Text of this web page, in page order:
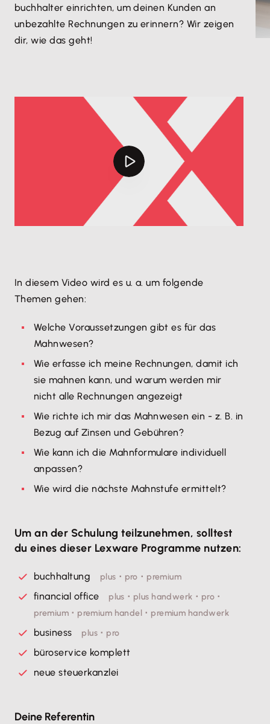
buchhalter einrichten, um deinen Kunden an
unbezahlte Rechnungen zu erinnern? Wir zeigen
dir, wie das geht!
In diesem Video wird es u. a. um folgende
Themen gehen:
Welche Voraussetzungen gibt es für das
Mahnwesen?
Wie erfasse ich meine Rechnungen, damit ich
sie mahnen kann, und warum werden mir
nicht alle Rechnungen angezeigt
Wie richte ich mir das Mahnwesen ein - z. B. in
Bezug auf Zinsen und Gebühren?
Wie kann ich die Mahnformulare individuell
anpassen?
Wie wird die nächste Mahnstufe ermittelt?
Um an der Schulung teilzunehmen, solltest
du eines dieser Lexware Programme nutzen:
buchhaltung plus ･ pro ･ premium
financial office
plus ･ plus handwerk ･ pro ･
premium ･ premium handel ･ premium handwerk
business plus ･ pro
büroservice komplett
neue steuerkanzlei
Deine Referentin